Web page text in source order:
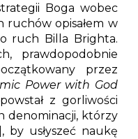
Boga wobec
ruchów opisałem w
ruch Billa Brighta.
prawdopodobnie
przez
Power with God
z gorliwości
denominacji, którzy
by usłyszeć naukę